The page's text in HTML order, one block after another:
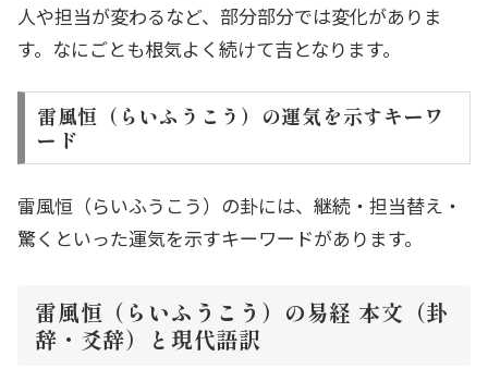
人や担当が変わるなど、部分部分では変化がありま
す。なにごとも根気よく続けて吉となります。
雷風恒（らいふうこう）の運気を示すキーワ
ード
雷風恒（らいふうこう）の卦には、継続・担当替え・
驚くといった運気を示すキーワードがあります。
雷風恒（らいふうこう）の易経 本文（卦
辞・爻辞）と現代語訳